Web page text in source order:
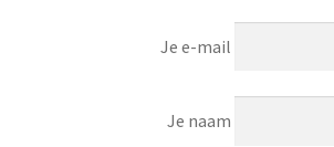
Je e-mail
Je naam